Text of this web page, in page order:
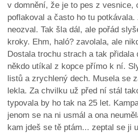
v domnění, že je to pes z vesnice,
poflakoval a často ho tu
neozval. Tak šla dál, ale pořád
kroky. Ehm, haló? zavolala, ale
Dostala trochu strach a tak přidala
někdo utíkal z kopce přímo k ní.
listů a zrychlený dech. Musela se
lekla. Za chvilku už před ní stál
typovala by ho tak na 25 let.
jenom se na ni usmál a ona
kam jdeš se tě ptám... zeptal se ji